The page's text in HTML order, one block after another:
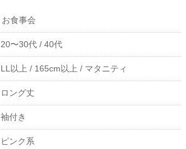
お食事会
20〜30代 / 40代
LL以上 / 165cm以上 / マタニティ
ロング丈
袖付き
ピンク系